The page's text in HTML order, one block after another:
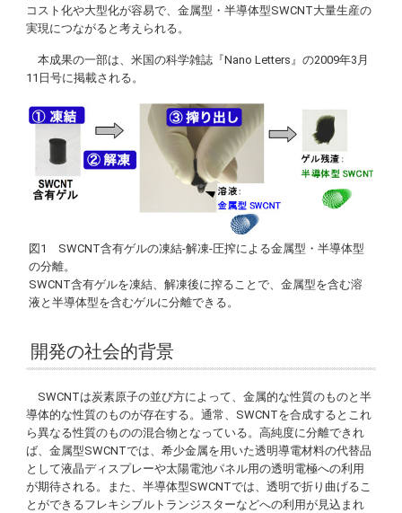
コスト化や大型化が容易で、金属型・半導体型SWCNT大量生産の
実現につながると考えられる。
本成果の一部は、米国の科学雑誌『Nano Letters 』の2009年3月
11日号に掲載される。
図1 SWCNT含有ゲルの凍結-解凍-圧搾による金属型・半導体型
の分離。
SWCNT含有ゲルを凍結、解凍後に搾ることで、金属型を含む溶
液と半導体型を含むゲルに分離できる。
開発の社会的背景
SWCNTは炭素原子の並び方によって、金属的な性質のものと半
導体的な性質のものが存在する。通常、SWCNTを合成するとこれ
ら異なる性質のものの混合物となっている。高純度に分離できれ
ば、金属型SWCNTでは、希少金属を用いた透明導電材料の代替品
として液晶ディスプレーや太陽電池パネル用の透明電極への利用
が期待される。また、半導体型SWCNTでは、透明で折り曲げるこ
とができるフレキシブルトランジスターなどへの利用が見込まれ